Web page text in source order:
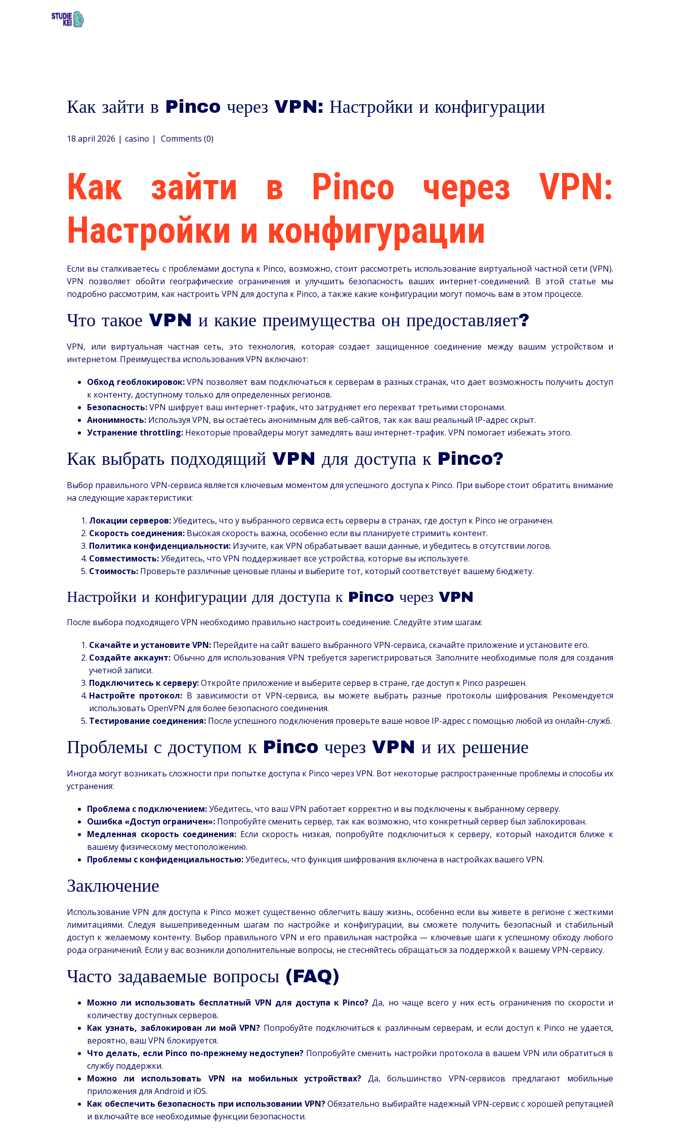
Как зайти в Pinco через VPN: Настройки и конфигурации
18 april 2026 casino Comments (0)
Как зайти в Pinco через VPN:
Настройки и конфигурации
Если вы сталкиваетесь с проблемами доступа к Pinco, возможно, стоит рассмотреть использование виртуальной частной сети (VPN).
VPN позволяет обойти географические ограничения и улучшить безопасность ваших интернет-соединений. В этой статье мы
подробно рассмотрим, как настроить VPN для доступа к Pinco, а также какие конфигурации могут помочь вам в этом процессе.
Что такое VPN и какие преимущества он предоставляет?
VPN, или виртуальная частная сеть, это технология, которая создает защищенное соединение между вашим устройством и
интернетом. Преимущества использования VPN включают:
Обход геоблокировок:VPN позволяет вам подключаться к серверам в разных странах, что дает возможность получить доступ
к контенту, доступному только для определенных регионов.
Безопасность:VPN шифрует ваш интернет-трафик, что затрудняет его перехват третьими сторонами.
Анонимность: Используя VPN, вы остаётесь анонимным для веб-сайтов, так как ваш реальный IP-адрес скрыт.
Устранение throttling: Некоторые провайдеры могут замедлять ваш интернет-трафик. VPN помогает избежать этого.
Как выбрать подходящий VPN для доступа к Pinco?
Выбор правильного VPN-сервиса является ключевым моментом для успешного доступа к Pinco. При выборе стоит обратить внимание
на следующие характеристики:
Локации серверов:Убедитесь, что у выбранного сервиса есть серверы в странах, где доступ к Pinco не ограничен.
Скорость соединения: Высокая скорость важна, особенно если вы планируете стримить контент.
Политика конфиденциальности: Изучите, как VPN обрабатывает ваши данные, и убедитесь в отсутствии логов.
Совместимость:Убедитесь, что VPN поддерживает все устройства, которые вы используете.
Стоимость: Проверьте различные ценовые планы и выберите тот, который соответствует вашему бюджету.
Настройки и конфигурации для доступа к Pinco через VPN
После выбора подходящего VPN необходимо правильно настроить соединение. Следуйте этим шагам:
Скачайте и установите VPN: Перейдите на сайт вашего выбранного VPN-сервиса, скачайте приложение и установите его.
Создайте аккаунт: Обычно для использования VPN требуется зарегистрироваться. Заполните необходимые поля для создания
учетной записи.
Подключитесь к серверу:Откройте приложение и выберите сервер в стране, где доступ к Pinco разрешен.
Настройте протокол: В зависимости от VPN-сервиса, вы можете выбрать разные протоколы шифрования. Рекомендуется
использовать OpenVPN для более безопасного соединения.
Тестирование соединения: После успешного подключения проверьте ваше новое IP-адрес с помощью любой из онлайн-служб.
Проблемы с доступом к Pinco через VPN и их решение
Иногда могут возникать сложности при попытке доступа к Pinco через VPN. Вот некоторые распространенные проблемы и способы их
устранения:
Проблема с подключением:Убедитесь, что ваш VPN работает корректно и вы подключены к выбранному серверу.
Ошибка «Доступ ограничен»: Попробуйте сменить сервер, так как возможно, что конкретный сервер был заблокирован.
Медленная скорость соединения: Если скорость низкая, попробуйте подключиться к серверу, который находится ближе к
вашему физическому местоположению.
Проблемы с конфиденциальностью:Убедитесь, что функция шифрования включена в настройках вашего VPN.
Заключение
Использование VPN для доступа к Pinco может существенно облегчить вашу жизнь, особенно если вы живете в регионе с жесткими
лимитациями. Следуя вышеприведенным шагам по настройке и конфигурации, вы сможете получить безопасный и стабильный
доступ к желаемому контенту. Выбор правильного VPN и его правильная настройка — ключевые шаги к успешному обходу любого
рода ограничений. Если у вас возникли дополнительные вопросы, не стесняйтесь обращаться за поддержкой к вашему VPN-сервису.
Часто задаваемые вопросы (FAQ)
Можно ли использовать бесплатный VPN для доступа к Pinco? Да, но чаще всего у них есть ограничения по скорости и
количеству доступных серверов.
Как узнать, заблокирован ли мой VPN? Попробуйте подключиться к различным серверам, и если доступ к Pinco не удается,
вероятно, ваш VPN блокируется.
Что делать, если Pinco по-прежнему недоступен?Попробуйте сменить настройки протокола в вашем VPN или обратиться в
службу поддержки.
Можно ли использовать VPN на мобильных устройствах? Да, большинство VPN-сервисов предлагают мобильные
приложения для Android и iOS.
Как обеспечить безопасность при использовании VPN?Обязательно выбирайте надежный VPN-сервис с хорошей репутацией
и включайте все необходимые функции безопасности.